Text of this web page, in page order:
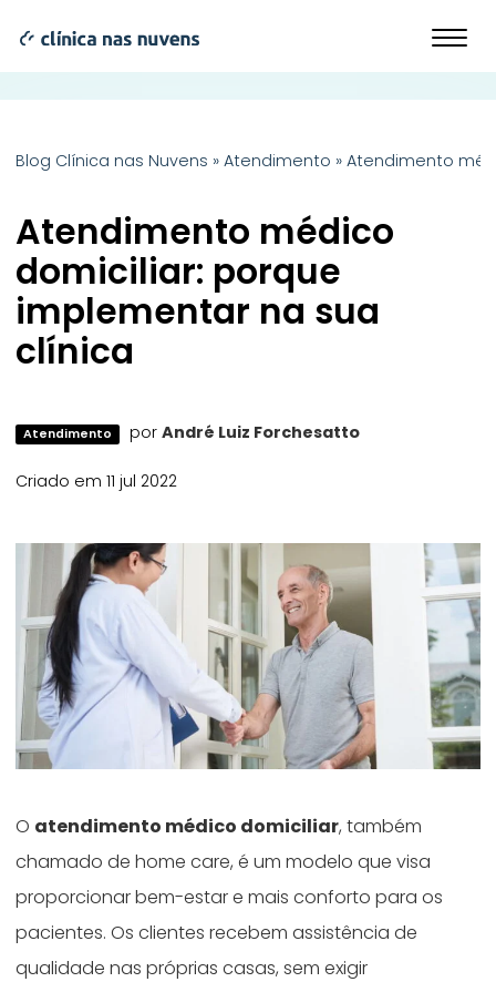
Blog Clínica nas Nuvens »Atendimento »Atendimento
Atendimento médico
domiciliar: porque
implementar na sua
clínica
Atendimento por André Luiz Forchesatto
Criado em 11 jul 2022
O atendimento médico domiciliar, também
chamado de home care, é um modelo que visa
proporcionar bem-estar e mais conforto para os
pacientes. Os clientes recebem assistência de
qualidade nas próprias casas, sem exigir